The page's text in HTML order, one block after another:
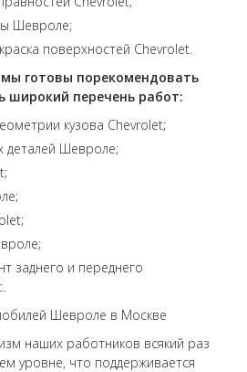
Шевроле;
поверхностей Chevrolet.
готовы порекомендовать
широкий перечень работ:
кузова Chevrolet;
деталей Шевроле;
заднего и переднего
Шевроле в Москве
наших работников всякий раз
уровне, что поддерживается